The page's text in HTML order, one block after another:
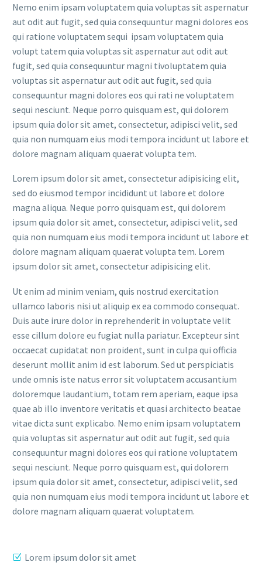
Nemo enim ipsam voluptatem quia voluptas sit aspernatur
aut odit aut fugit, sed quia consequuntur magni dolores eos
qui ratione voluptatem sequi ipsam voluptatem quia
volupt tatem quia voluptas sit aspernatur aut odit aut
fugit, sed quia consequuntur magni tivoluptatem quia
voluptas sit aspernatur aut odit aut fugit, sed quia
consequuntur magni dolores eos qui rati ne voluptatem
sequi nesciunt. Neque porro quisquam est, qui dolorem
ipsum quia dolor sit amet, consectetur, adipisci velit, sed
quia non numquam eius modi tempora incidunt ut labore et
dolore magnam aliquam quaerat volupta tem.
Lorem ipsum dolor sit amet, consectetur adipisicing elit,
sed do eiusmod tempor incididunt ut labore et dolore
magna aliqua. Neque porro quisquam est, qui dolorem
ipsum quia dolor sit amet, consectetur, adipisci velit, sed
quia non numquam eius modi tempora incidunt ut labore et
dolore magnam aliquam quaerat volupta tem. Lorem
ipsum dolor sit amet, consectetur adipisicing elit.
Ut enim ad minim veniam, quis nostrud exercitation
ullamco laboris nisi ut aliquip ex ea commodo consequat.
Duis aute irure dolor in reprehenderit in voluptate velit
esse cillum dolore eu fugiat nulla pariatur. Excepteur sint
occaecat cupidatat non proident, sunt in culpa qui officia
deserunt mollit anim id est laborum. Sed ut perspiciatis
unde omnis iste natus error sit voluptatem accusantium
doloremque laudantium, totam rem aperiam, eaque ipsa
quae ab illo inventore veritatis et quasi architecto beatae
vitae dicta sunt explicabo. Nemo enim ipsam voluptatem
quia voluptas sit aspernatur aut odit aut fugit, sed quia
consequuntur magni dolores eos qui ratione voluptatem
sequi nesciunt. Neque porro quisquam est, qui dolorem
ipsum quia dolor sit amet, consectetur, adipisci velit, sed
quia non numquam eius modi tempora incidunt ut labore et
dolore magnam aliquam quaerat voluptatem.
Lorem ipsum dolor sit amet